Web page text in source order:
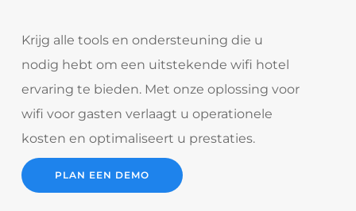
Krijg alle tools en ondersteuning die u
nodig hebt om een uitstekende wifi hotel
ervaring te bieden. Met onze oplossing voor
wifi voor gasten verlaagt u operationele
kosten en optimaliseert u prestaties.
PLAN EEN DEMO